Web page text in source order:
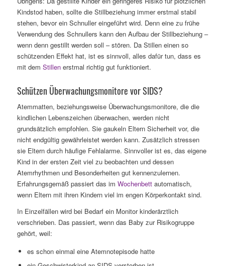
Kindstod haben, sollte die Stillbeziehung immer erstmal stabil
stehen, bevor ein Schnuller eingeführt wird. Denn eine zu frühe
Verwendung des Schnullers kann den Aufbau der Stillbeziehung –
wenn denn gestillt werden soll – stören. Da Stillen einen so
schützenden Effekt hat, ist es sinnvoll, alles dafür tun, dass es
mit dem Stillenerstmal richtig gut funktioniert.
Schützen Überwachungsmonitore vor SIDS?
Atemmatten, beziehungsweise Überwachungsmonitore, die die
kindlichen Lebenszeichen überwachen, werden nicht
grundsätzlich empfohlen. Sie gaukeln Eltern Sicherheit vor, die
nicht endgültig gewährleistet werden kann. Zusätzlich stressen
sie Eltern durch häufige Fehlalarme. Sinnvoller ist es, das eigene
Kind in der ersten Zeit viel zu beobachten und dessen
Atemrhythmen und Besonderheiten gut kennenzulernen.
Erfahrungsgemäß passiert das im Wochenbettautomatisch,
wenn Eltern mit ihren Kindern viel im engen Körperkontakt sind.
In Einzelfällen wird bei Bedarf ein Monitor kinderärztlich
verschrieben. Das passiert, wenn das Baby zur Risikogruppe
gehört, weil:
es schon einmal eine Atemnotepisode hatte